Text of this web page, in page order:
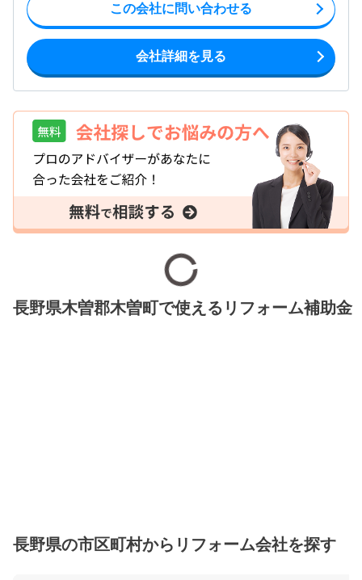
この会社に問い合わせる
会社詳細を見る
長野県木曽郡木曽町で使えるリフォーム補助金
長野県の市区町村からリフォーム会社を探す